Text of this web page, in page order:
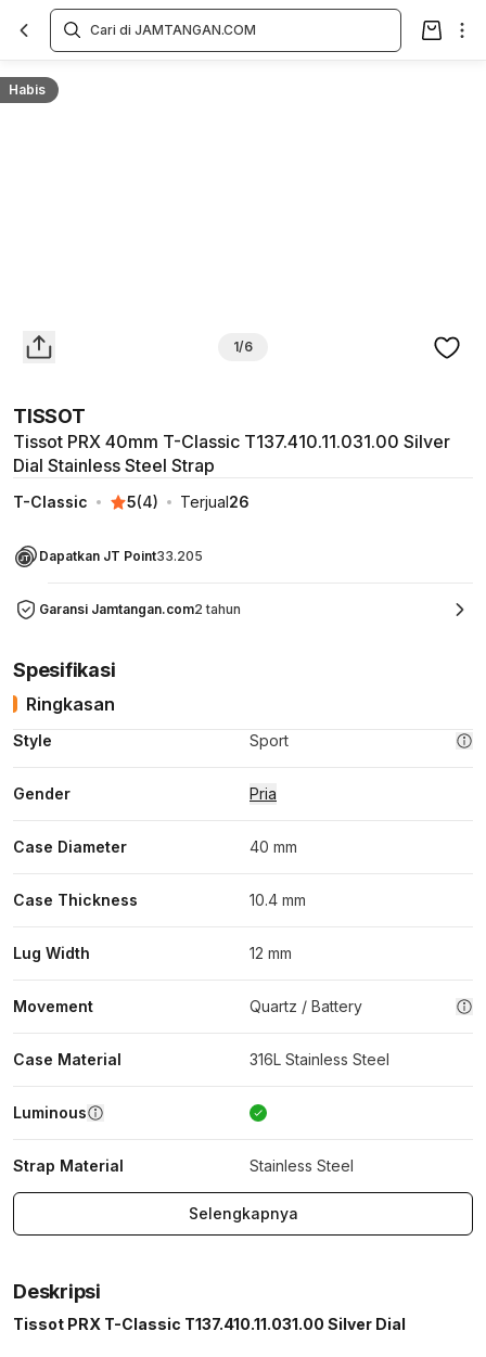
Habis
1/6
TISSOT
Tissot PRX 40mm T-Classic T137.410.11.031.00 Silver
Dial Stainless Steel Strap
T-Classic 5(4) Terjual26
Dapatkan JT Point33.205
Garansi Jamtangan.com2 tahun
Overview
Spesifikasi
Ringkasan
Style Sport
Gender Pria
Case Diameter 40 mm
Case Thickness 10.4 mm
Lug Width 12 mm
Movement Quartz / Battery
Case Material 316L Stainless Steel
Luminous
Strap Material Stainless Steel
Selengkapnya
Deskripsi
Tissot PRX T-Classic T137.410.11.031.00 Silver Dial